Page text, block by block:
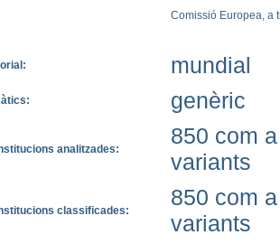
Comissió Europea, a
mundial
genèric
analitzades:
850 com
variants
classificades:
850 com
variants